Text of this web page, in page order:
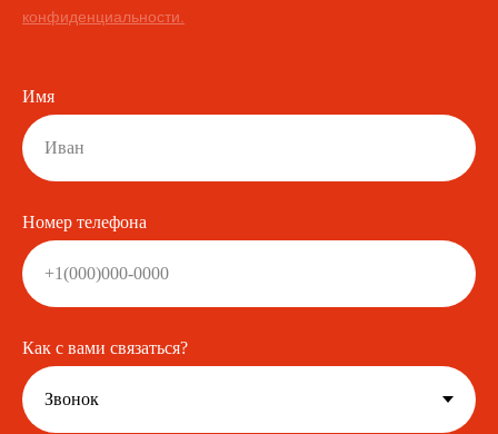
конфиденциальности.
Имя
Номер телефона
Как с вами связаться?